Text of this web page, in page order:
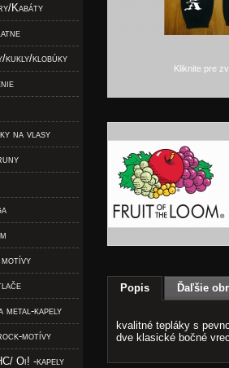
Kabáty
kukly/klobúky
na vlasy
metal-kapely
motívy
Oi! -kapely
Kliknite pre
Popis Ďaľšie
kvalitné tepláky s
dve klasické bočné